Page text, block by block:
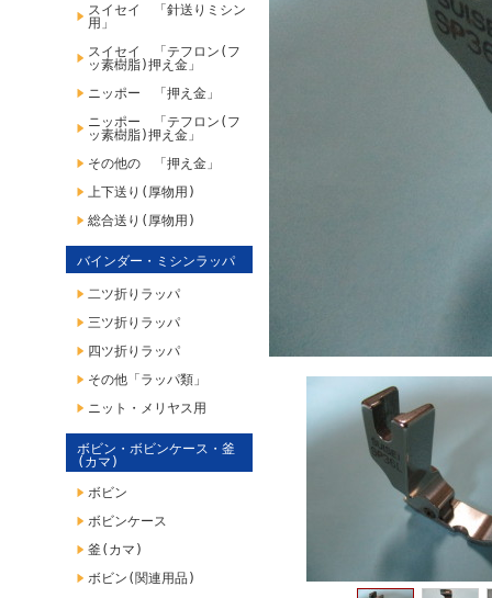
スイセイ 「針送りミシン
用」
スイセイ 「テフロン(フ
ッ素樹脂)押え金」
ニッポー 「押え金」
ニッポー 「テフロン(フ
ッ素樹脂)押え金」
その他の 「押え金」
上下送り(厚物用)
総合送り(厚物用)
バインダー・ミシンラッパ
二ツ折りラッパ
三ツ折りラッパ
四ツ折りラッパ
その他「ラッパ類」
ニット・メリヤス用
ボビン・ボビンケース・釜
(カマ)
ボビン
ボビンケース
釜(カマ)
ボビン(関連用品)